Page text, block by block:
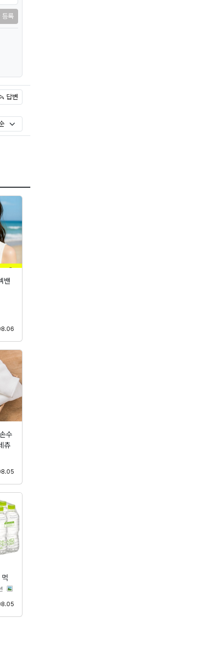
등록
답변
밴
수
츄
먹
분류